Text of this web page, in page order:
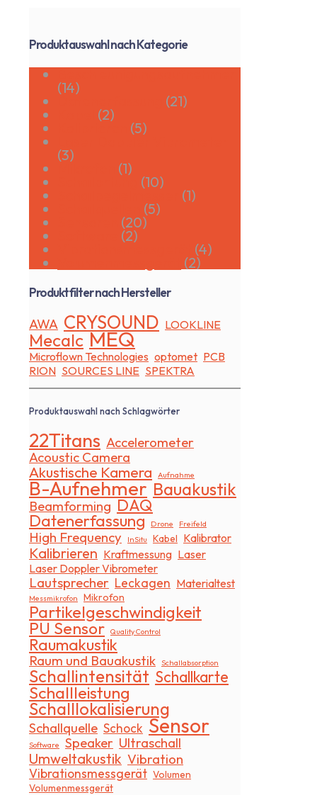
Produktauswahl nach Kategorie
(14)
(21)
(2)
(5)
(3)
(1)
(10)
(1)
(5)
(20)
(2)
(4)
(2)
Produktfilter nach Hersteller
AWA CRYSOUND LOOKLINE
Mecalc MEQ
Microflown Technologies optomet PCB
RION SOURCES LINE SPEKTRA
Produktauswahl nach Schlagwörter
22Titans Accelerometer
Acoustic Camera
Akustische Kamera Aufnahme
B-Aufnehmer Bauakustik
Beamforming DAQ
Datenerfassung Drone Freifeld
High Frequency InSitu Kabel Kalibrator
Kalibrieren Kraftmessung Laser
Laser Doppler Vibrometer
Lautsprecher Leckagen Materialtest
Messmikrofon Mikrofon
Partikelgeschwindigkeit
PU Sensor Quality Control
Raumakustik
Raum und Bauakustik Schallabsorption
Schallintensität Schallkarte
Schallleistung
Schalllokalisierung
Schallquelle Schock Sensor
Software Speaker Ultraschall
Umweltakustik Vibration
Vibrationsmessgerät Volumen
Volumenmessgerät